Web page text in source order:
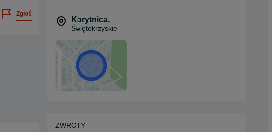
Zgłoś
Korytnica,
Świętokrzyskie
ZWROTY